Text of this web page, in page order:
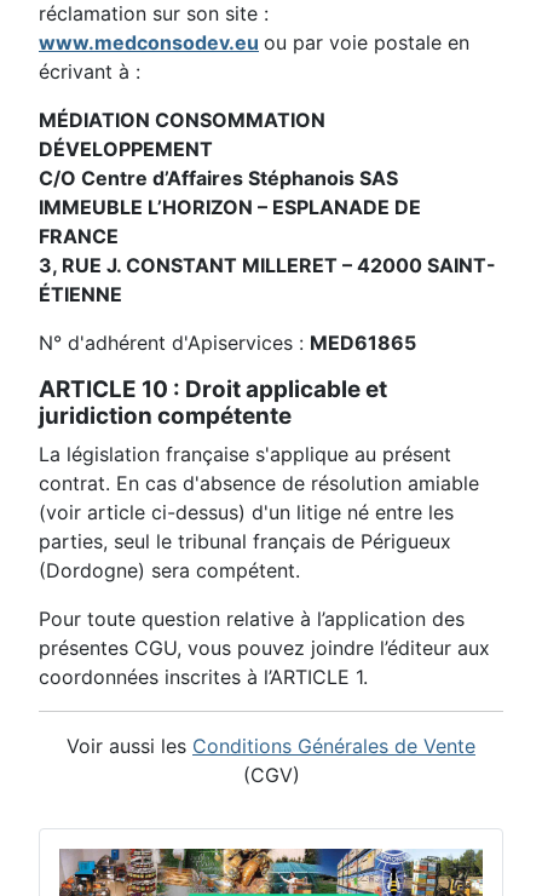
réclamation sur son site :
www.medconsodev.eu ou par voie postale en
écrivant à :
MÉDIATION CONSOMMATION
DÉVELOPPEMENT
C/O Centre d’Affaires Stéphanois SAS
IMMEUBLE L’HORIZON – ESPLANADE DE
FRANCE
3, RUE J. CONSTANT MILLERET – 42000 SAINT-
ÉTIENNE
N° d'adhérent d'Apiservices : MED61865
ARTICLE 10 : Droit applicable et
juridiction compétente
La législation française s'applique au présent
contrat. En cas d'absence de résolution amiable
(voir article ci-dessus) d'un litige né entre les
parties, seul le tribunal français de Périgueux
(Dordogne) sera compétent.
Pour toute question relative à l’application des
présentes CGU, vous pouvez joindre l’éditeur aux
coordonnées inscrites à l’ARTICLE 1.
Voir aussi les Conditions Générales de Vente
(CGV)